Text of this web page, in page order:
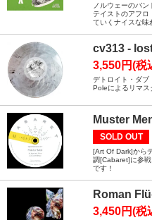
ノルウェーのバ
テイストのアフロ
ていくナイスな味
cv313 -
3,550円(税
デトロイト・ダブ
Poleによるリマス
Muster
SOLD OUT
[Art Of Dark]から
調[Cabaret]に参
です！
Roman
3,450円(税